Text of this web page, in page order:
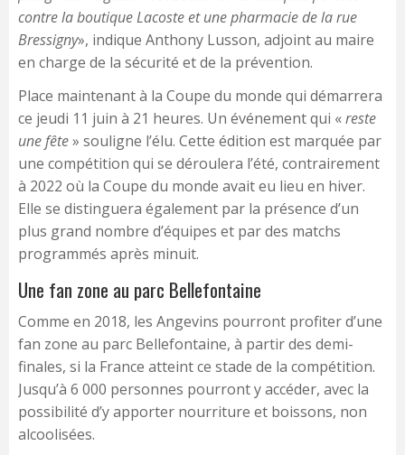
contre la boutique Lacoste et une pharmacie de la rue
Bressigny», indique Anthony Lusson, adjoint au maire
en charge de la sécurité et de la prévention.
Place maintenant à la Coupe du monde qui démarrera
ce jeudi 11 juin à 21 heures. Un événement qui «reste
une fête» souligne l’élu. Cette édition est marquée par
une compétition qui se déroulera l’été, contrairement
à 2022 où la Coupe du monde avait eu lieu en hiver.
Elle se distinguera également par la présence d’un
plus grand nombre d’équipes et par des matchs
programmés après minuit.
Une fan zone au parc Bellefontaine
Comme en 2018, les Angevins pourront profiter d’une
fan zone au parc Bellefontaine, à partir des demi-
finales, si la France atteint ce stade de la compétition.
Jusqu’à 6 000 personnes pourront y accéder, avec la
possibilité d’y apporter nourriture et boissons, non
alcoolisées.